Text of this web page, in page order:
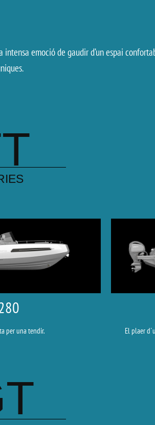
emoció de gaudir d’un espai
per una tendir. El plaer